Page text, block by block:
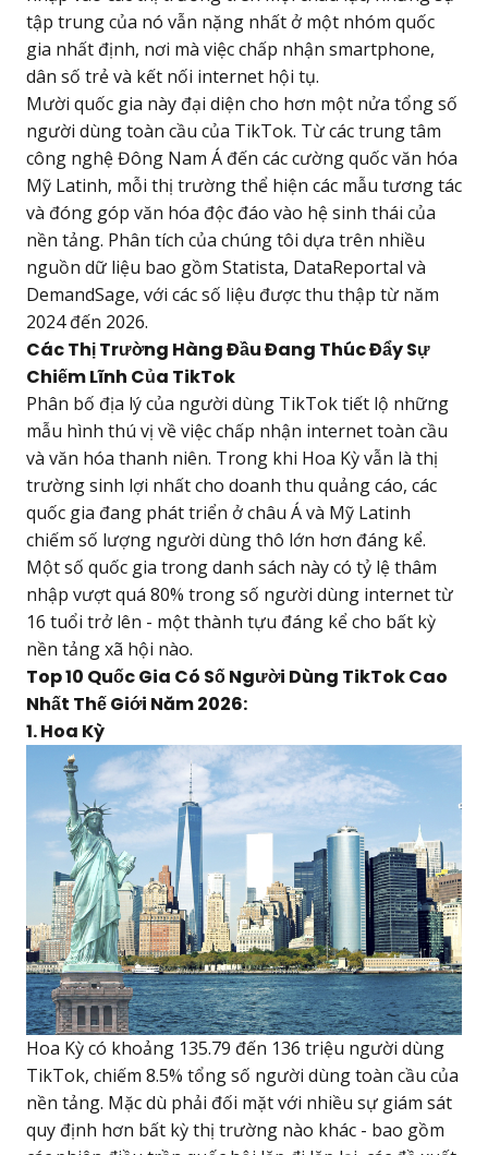
tập trung của nó vẫn nặng nhất ở một nhóm quốc
gia nhất định, nơi mà việc chấp nhận smartphone,
dân số trẻ và kết nối internet hội tụ.
Mười quốc gia này đại diện cho hơn một nửa tổng số
người dùng toàn cầu của TikTok. Từ các trung tâm
công nghệ Đông Nam Á đến các cường quốc văn hóa
Mỹ Latinh, mỗi thị trường thể hiện các mẫu tương tác
và đóng góp văn hóa độc đáo vào hệ sinh thái của
nền tảng. Phân tích của chúng tôi dựa trên nhiều
nguồn dữ liệu bao gồm Statista, DataReportal và
DemandSage, với các số liệu được thu thập từ năm
2024 đến 2026.
Các Thị Trường Hàng Đầu Đang Thúc Đẩy Sự
Chiếm Lĩnh Của TikTok
Phân bố địa lý của người dùng TikTok tiết lộ những
mẫu hình thú vị về việc chấp nhận internet toàn cầu
và văn hóa thanh niên. Trong khi Hoa Kỳ vẫn là thị
trường sinh lợi nhất cho doanh thu quảng cáo, các
quốc gia đang phát triển ở châu Á và Mỹ Latinh
chiếm số lượng người dùng thô lớn hơn đáng kể.
Một số quốc gia trong danh sách này có tỷ lệ thâm
nhập vượt quá 80% trong số người dùng internet từ
16 tuổi trở lên - một thành tựu đáng kể cho bất kỳ
nền tảng xã hội nào.
Top 10 Quốc Gia Có Số Người Dùng TikTok Cao
Nhất Thế Giới Năm 2026:
1. Hoa Kỳ
Hoa Kỳ có khoảng 135.79 đến 136 triệu người dùng
TikTok, chiếm 8.5% tổng số người dùng toàn cầu của
nền tảng. Mặc dù phải đối mặt với nhiều sự giám sát
quy định hơn bất kỳ thị trường nào khác - bao gồm